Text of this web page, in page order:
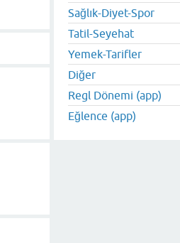
Sağlık-Diyet-Spor
Tatil-Seyehat
Yemek-Tarifler
Diğer
Regl Dönemi (app)
Eğlence (app)